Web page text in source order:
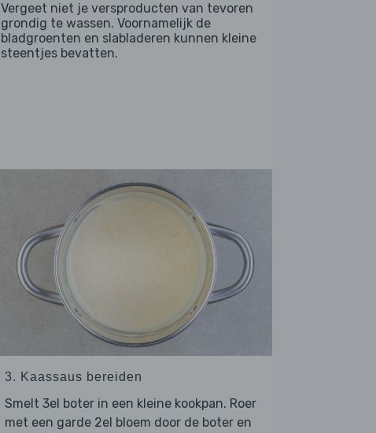
Vergeet niet je versproducten van tevoren
grondig te wassen. Voornamelijk de
bladgroenten en slabladeren kunnen kleine
steentjes bevatten.
3. Kaassaus bereiden
Smelt 3el boter in een kleine kookpan. Roer
met een garde 2el bloem door de boter en